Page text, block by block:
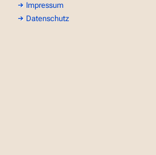
Impressum
Datenschutz